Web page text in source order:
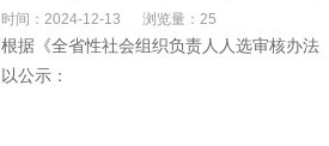
时间：2024-12-13 浏览量：25
根据《全省性社会组织负责人人选审核办
以公示：